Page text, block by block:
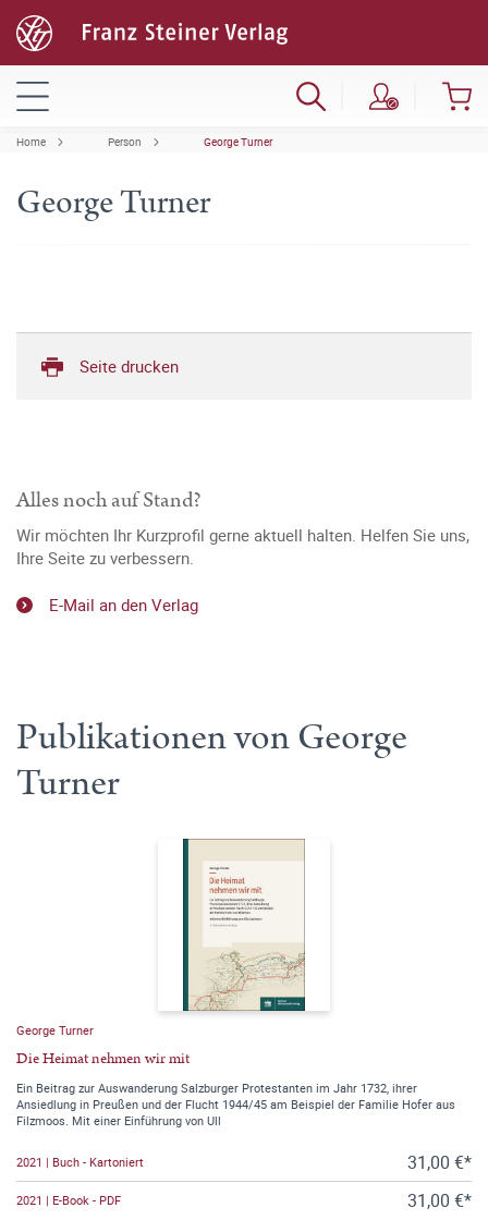
Home Person George Turner
George Turner
Seite drucken
Alles noch auf Stand?
Wir möchten Ihr Kurzprofil gerne aktuell halten. Helfen Sie uns,
Ihre Seite zu verbessern.
E-Mail an den Verlag
Publikationen von George
Turner
George Turner
Die Heimat nehmen wir mit
Ein Beitrag zur Auswanderung Salzburger Protestanten im Jahr 1732, ihrer
Ansiedlung in Preußen und der Flucht 1944/45 am Beispiel der Familie Hofer aus
Filzmoos. Mit einer Einführung von Ull
2021 | Buch - Kartoniert 31,00 €*
2021 | E-Book - PDF 31,00 €*